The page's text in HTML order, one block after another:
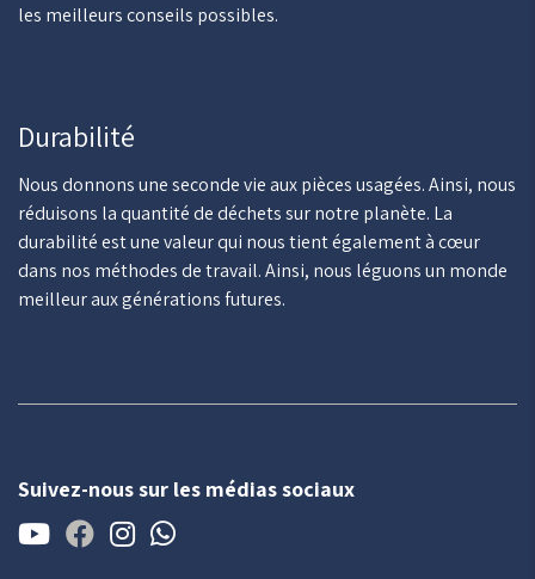
les meilleurs conseils possibles.
Durabilité
Nous donnons une seconde vie aux pièces usagées. Ainsi, nous
réduisons la quantité de déchets sur notre planète. La
durabilité est une valeur qui nous tient également à cœur
dans nos méthodes de travail. Ainsi, nous léguons un monde
meilleur aux générations futures.
Suivez-nous sur les médias sociaux